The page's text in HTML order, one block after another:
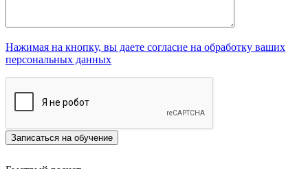
Нажимая на кнопку, вы даете согласие на обработку ваших
персональных данных
Записаться на обучение